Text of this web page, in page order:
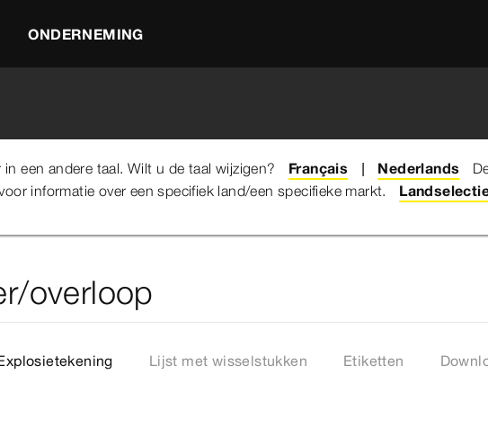
ONDERNEMING
een andere taal. Wilt u de taal wijzigen? Français Nederlands
informatie over een specifiek land/een specifieke markt.
Afvoertechniek Afvoeren voor baden en douchebakken Multiplex
overloop
Lijst met wisselstukken Etiketten